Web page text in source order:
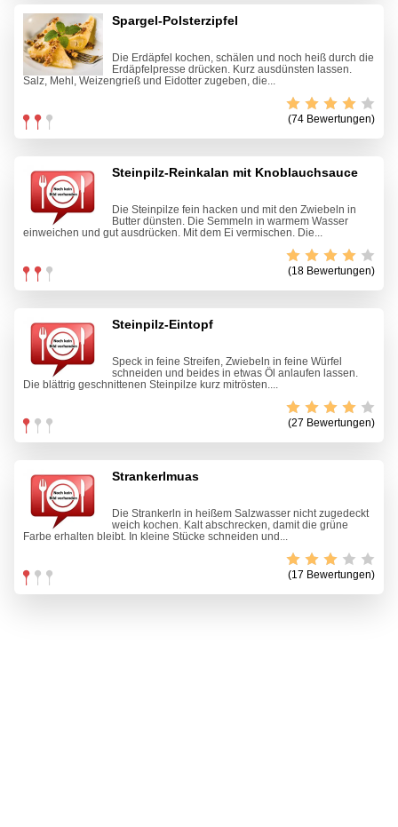
Spargel-Polsterzipfel
Die Erdäpfel kochen, schälen und noch heiß durch die
Erdäpfelpresse drücken. Kurz ausdünsten lassen.
Salz, Mehl, Weizengrieß und Eidotter zugeben, die...
(74 Bewertungen)
Steinpilz-Reinkalan mit Knoblauchsauce
Die Steinpilze fein hacken und mit den Zwiebeln in
Butter dünsten. Die Semmeln in warmem Wasser
einweichen und gut ausdrücken. Mit dem Ei vermischen. Die...
(18 Bewertungen)
Steinpilz-Eintopf
Speck in feine Streifen, Zwiebeln in feine Würfel
schneiden und beides in etwas Öl anlaufen lassen.
Die blättrig geschnittenen Steinpilze kurz mitrösten....
(27 Bewertungen)
Strankerlmuas
Die Strankerln in heißem Salzwasser nicht zugedeckt
weich kochen. Kalt abschrecken, damit die grüne
Farbe erhalten bleibt. In kleine Stücke schneiden und...
(17 Bewertungen)